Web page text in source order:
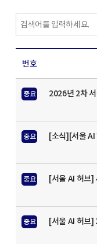
번호
중요
중요
중요
중요